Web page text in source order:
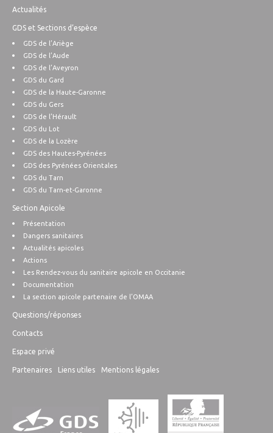
Actualités
GDS et Sections d’espèce
GDS de l’Ariège
GDS de l’Aude
GDS de l’Aveyron
GDS du Gard
GDS de la Haute-Garonne
GDS du Gers
GDS de l’Hérault
GDS du Lot
GDS de la Lozère
GDS des Hautes-Pyrénées
GDS des Pyrénées Orientales
GDS du Tarn
GDS du Tarn-et-Garonne
Section Apicole
Présentation
Dangers sanitaires
Actualités apicoles
Actions
Les Rendez-vous du sanitaire apicole en Occitanie
Documentation
La section apicole partenaire de l’OMAA
Questions/réponses
Contacts
Espace privé
Partenaires Liens utiles Mentions légales